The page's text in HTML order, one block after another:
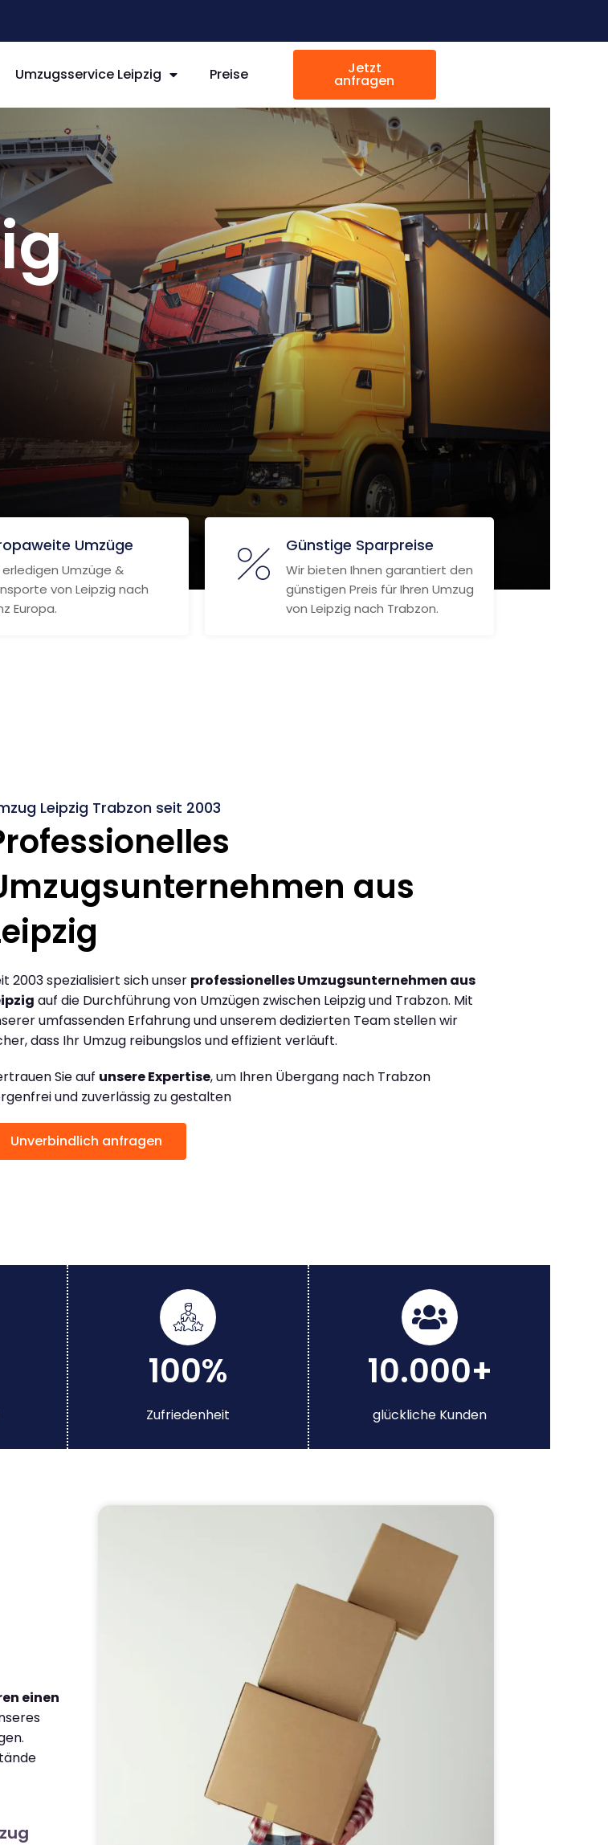
Umzugsservice Leipzig Preise Jetzt
anfragen
Umzüge
erledigen Umzüge &
von Leipzig nach
Europa.
Günstige Sparpreise
Wir bieten Ihnen garantiert den
günstigen Preis für Ihren Umzug
von Leipzig nach Trabzon.
Leipzig Trabzon seit 2003
aus
2003 spezialisiert sich unser professionelles Umzugsunternehmen aus
auf die Durchführung von Umzügen zwischen Leipzig und Trabzon. Mit
umfassenden Erfahrung und unserem dedizierten Team stellen wir
dass Ihr Umzug reibungslos und effizient verläuft.
Sie auf unsere Expertise, um Ihren Übergang nach Trabzon
und zuverlässig zu gestalten
Unverbindlich anfragen
100%
Zufriedenheit
10.000+
glückliche Kunden
einen